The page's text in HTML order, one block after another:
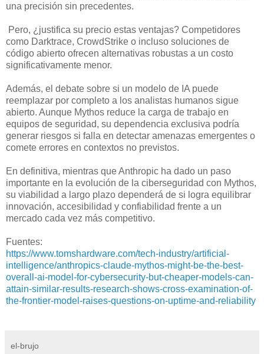
una precisión sin precedentes.
Pero, ¿justifica su precio estas ventajas? Competidores
como Darktrace, CrowdStrike o incluso soluciones de
código abierto ofrecen alternativas robustas a un costo
significativamente menor.
Además, el debate sobre si un modelo de IA puede
reemplazar por completo a los analistas humanos sigue
abierto. Aunque Mythos reduce la carga de trabajo en
equipos de seguridad, su dependencia exclusiva podría
generar riesgos si falla en detectar amenazas emergentes o
comete errores en contextos no previstos.
En definitiva, mientras que Anthropic ha dado un paso
importante en la evolución de la ciberseguridad con Mythos,
su viabilidad a largo plazo dependerá de si logra equilibrar
innovación, accesibilidad y confiabilidad frente a un
mercado cada vez más competitivo.
Fuentes:
https://www.tomshardware.com/tech-industry/artificial-
intelligence/anthropics-claude-mythos-might-be-the-best-
overall-ai-model-for-cybersecurity-but-cheaper-models-can-
attain-similar-results-research-shows-cross-examination-of-
the-frontier-model-raises-questions-on-uptime-and-reliability
el-brujo